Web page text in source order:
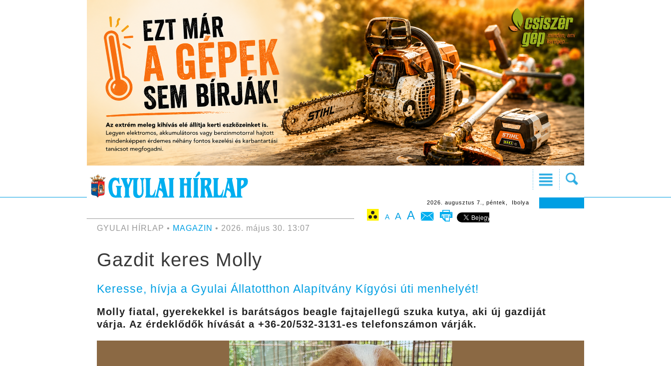
2026. augusztus 7., péntek, Ibolya
A A A
GYULAI HÍRLAP • MAGAZIN • 2026. május 30. 13:07
Gazdit keres Molly
Keresse, hívja a Gyulai Állatotthon Alapítvány Kígyósi úti menhelyét!
Molly fiatal, gyerekekkel is barátságos beagle fajtajellegű szuka kutya, aki új gazdiját
várja. Az érdeklődők hívását a +36-20/532-3131-es telefonszámon várják.